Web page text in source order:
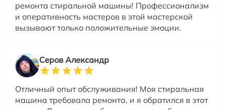
ремонта стиральной машины! Профессионализм
и оперативность мастеров в этой мастерской
вызывают только положительные эмоции.
Серов Александр
Отличный опыт обслуживания! Моя стиральная
машина требовала ремонта, и я обратился в этот